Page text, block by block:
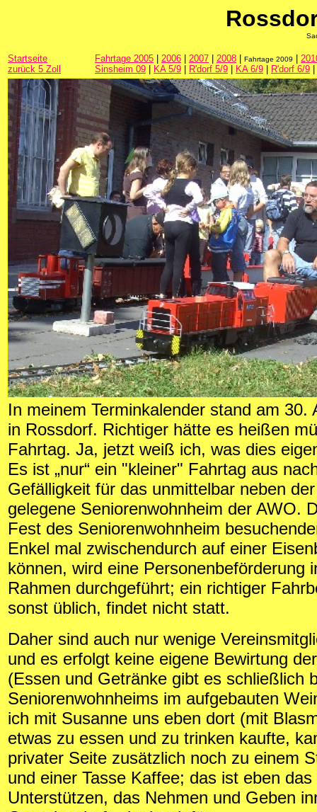
Startseite
zurück 5 Zoll
Fahrtage 2005 2006 2007 2008 Fahrtage 2009
Sinsheim 09
KA 5/9 R'dorf 5/9 KA 6/9 R'dorf 6/9
In meinem Terminkalender stand am 30.
in Rossdorf. Richtiger hätte es heißen
Fahrtag. Ja, jetzt weiß ich, was dies
Es ist „nur“ ein "kleiner" Fahrtag aus
Gefälligkeit für das unmittelbar neben
gelegene Seniorenwohnheim der AWO.
Fest des Seniorenwohnheim
Enkel mal zwischendurch auf einer
können, wird eine Personenbeförderung
Rahmen durchgeführt; ein richtiger
sonst üblich, findet nicht statt.
Daher sind auch nur wenige
und es erfolgt keine eigene Bewirtung
(Essen und Getränke gibt es schließlich
Seniorenwohnheims im aufgebauten
ich mit Susanne uns eben dort (mit
etwas zu essen und zu trinken kaufte,
privater Seite zusätzlich noch zu einem
und einer Tasse Kaffee; das ist eben
Unterstützen, das Nehmen und Geben